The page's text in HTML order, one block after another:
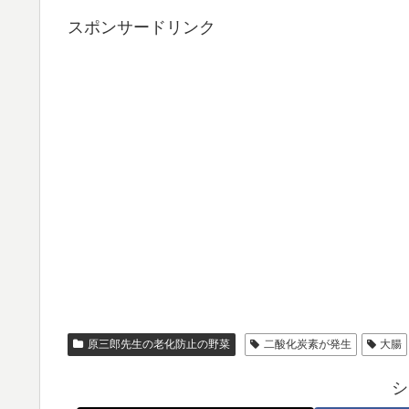
スポンサードリンク
原三郎先生の老化防止の野菜 二酸化炭素が発生 大腸